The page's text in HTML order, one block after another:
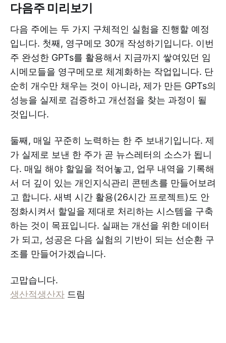
다음주 미리보기
다음 주에는 두 가지 구체적인 실험을 진행할 예정
입니다. 첫째, 영구메모 30개 작성하기입니다. 이번
주 완성한 GPTs를 활용해서 지금까지 쌓여있던 임
시메모들을 영구메모로 체계화하는 작업입니다. 단
순히 개수만 채우는 것이 아니라, 제가 만든 GPTs의
성능을 실제로 검증하고 개선점을 찾는 과정이 될
것입니다.
둘째, 매일 꾸준히 노력하는 한 주 보내기입니다. 제
가 실제로 보낸 한 주가 곧 뉴스레터의 소스가 됩니
다. 매일 해야 할일을 적어놓고, 업무 내역을 기록해
서 더 깊이 있는 개인지식관리 콘텐츠를 만들어보려
고 합니다. 새벽 시간 활용(26시간 프로젝트)도 안
정화시켜서 할일을 제대로 처리하는 시스템을 구축
하는 것이 목표입니다. 실패는 개선을 위한 데이터
가 되고, 성공은 다음 실험의 기반이 되는 선순환 구
조를 만들어가겠습니다.
고맙습니다.
생산적생산자 드림